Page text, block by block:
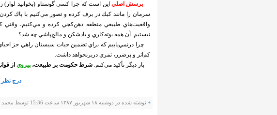
پرسش اصلي اين است كه چرا كسي گوستاو (بخوانيد لوار)
سرمان را مانند كبك در برف كرده و تصور مي‌كنيم با پاك
واقعيت‌هاي طبيعي منطقه دهن‌كجي كرده و مي‌كنيم، وقتي كه
نيستيم. آن همه بوته‌كاري و بادشكن و مالچ‌پاشي چه شد؟
چرا درنمي‌يابيم كه براي تضمين حيات سيستان راهي جز
كم‌اثر و پرضرر، ثمري دربرنخواهد داشت.
بار ديگر تأكيد مي‌كنم: شرط حكومت بر طبيعت،پيروي از
درج نظر
+ نوشته شده در دوشنبه ۱۸ شهریور ۱۳۸۷ ساعت 15:36 توسط محمد درویش